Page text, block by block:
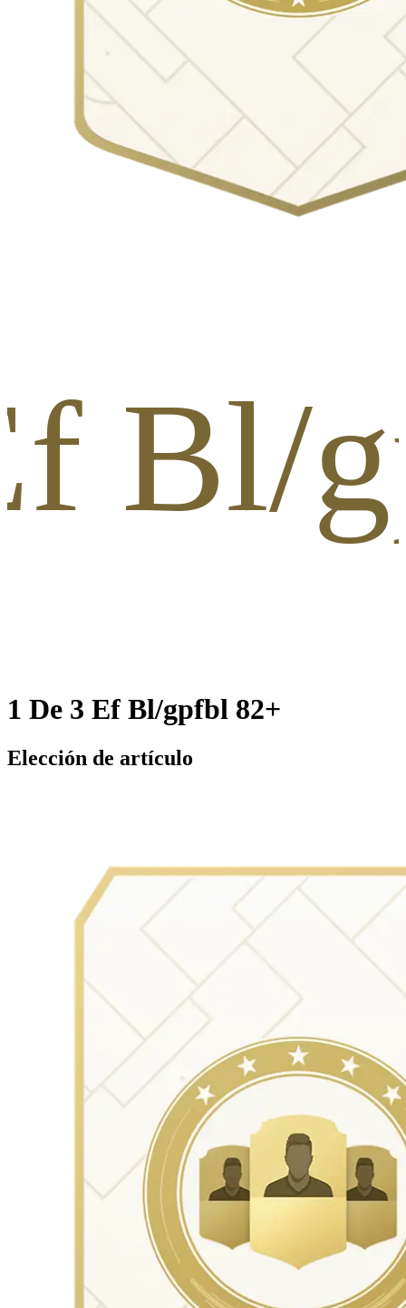
Bl/
1 De 3 Ef Bl/gpfbl 82+
Elección de artículo